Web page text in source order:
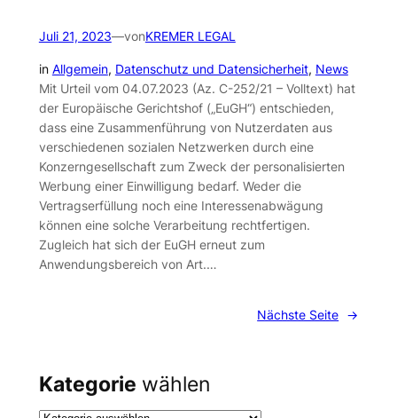
Juli 21, 2023—vonKREMER LEGAL
in Allgemein, Datenschutz und Datensicherheit, News
Mit Urteil vom 04.07.2023 (Az. C-252/21 – Volltext) hat
der Europäische Gerichtshof („EuGH“) entschieden,
dass eine Zusammenführung von Nutzerdaten aus
verschiedenen sozialen Netzwerken durch eine
Konzerngesellschaft zum Zweck der personalisierten
Werbung einer Einwilligung bedarf. Weder die
Vertragserfüllung noch eine Interessenabwägung
können eine solche Verarbeitung rechtfertigen.
Zugleich hat sich der EuGH erneut zum
Anwendungsbereich von Art.…
Nächste Seite →
Kategorie wählen